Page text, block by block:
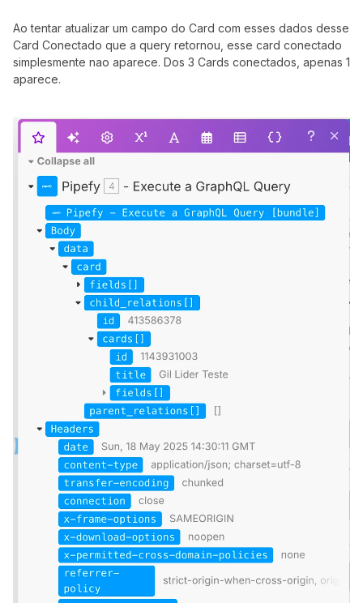
Ao tentar atualizar um campo do Card com esses dados desse
Card Conectado que a query retornou, esse card conectado
simplesmente nao aparece. Dos 3 Cards conectados, apenas 1
aparece.